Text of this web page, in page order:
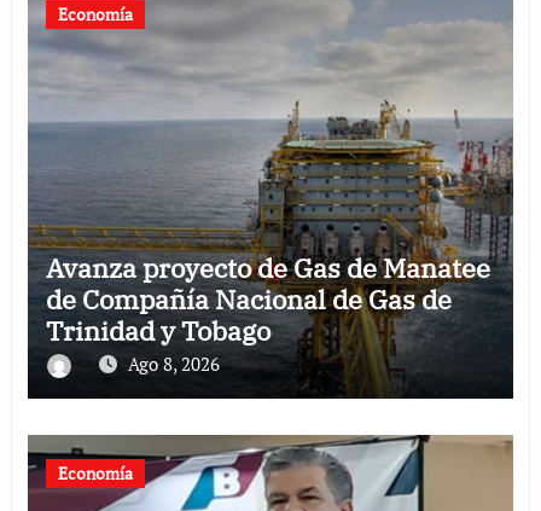
Economía
Avanza proyecto de Gas de Manatee
de Compañía Nacional de Gas de
Trinidad y Tobago
Ago 8, 2026
Economía